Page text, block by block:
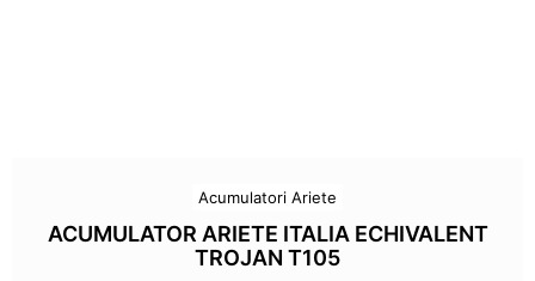
Acumulatori Ariete
ACUMULATOR ARIETE ITALIA ECHIVALENT
TROJAN T105